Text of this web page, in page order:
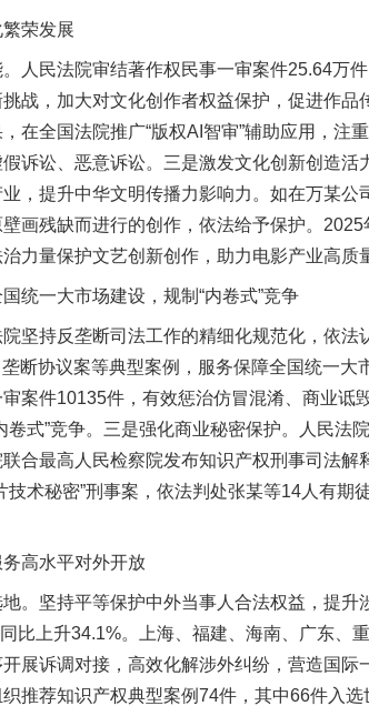
荣发展
民法院审结著作权民事一审案件25.64万件
战，加大对文化创作者权益保护，促进作
在全国法院推广“版权AI智审”辅助应用，注
诉讼、恶意诉讼。三是激发文化创新创造
，提升中华文明传播力影响力。如在万某
画残缺而进行的创作，依法给予保护。
力量保护文艺创新创作，助力电影产业高质
一大市场建设，规制“内卷式”竞争
持反垄断司法工作的精细化规范化，依法
垄断协议案等典型案例，服务保障全国统一
案件10135件，有效惩治仿冒混淆、商业诋
卷式”竞争。三是强化商业秘密保护。人民法
合最高人民检察院发布知识产权刑事司法解
技术秘密”刑事案，依法判处张某等14人有期
高水平对外开放
坚持平等保护中外当事人合法权益，提升
比上升34.1%。上海、福建、海南、广东、
展诉调对接，高效化解涉外纠纷，营造国
推荐知识产权典型案例74件，其中66件入